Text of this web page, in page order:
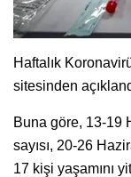
Haftalık
sitesinden
Buna göre, 13-19
sayısı, 20-26
17 kişi yaşamını